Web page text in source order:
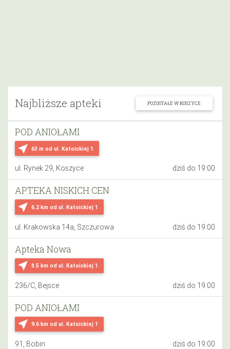
Najbliższe apteki POZOSTAŁE W KOSZYCE
near_me 63 m od ul. Katoickiej 1
POD ANIOŁAMI
ul. Rynek 29, Koszyce dziś do 19:00
near_me 6.2 km od ul. Katoickiej 1
APTEKA NISKICH CEN
ul. Krakowska 14a, Szczurowa dziś do 19:00
near_me 8.5 km od ul. Katoickiej 1
Apteka Nowa
236/C, Bejsce dziś do 19:00
near_me 9.6 km od ul. Katoickiej 1
POD ANIOŁAMI
91, Bobin dziś do 19:00